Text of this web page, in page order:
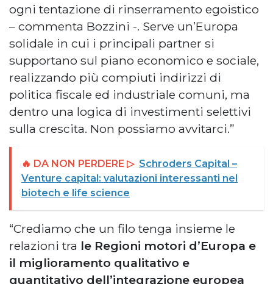
ogni tentazione di rinserramento egoistico
– commenta Bozzini -. Serve un’Europa
solidale in cui i principali partner si
supportano sul piano economico e sociale,
realizzando più compiuti indirizzi di
politica fiscale ed industriale comuni, ma
dentro una logica di investimenti selettivi
sulla crescita. Non possiamo avvitarci.”
🔥 DA NON PERDERE ▷ Schroders Capital –
Venture capital: valutazioni interessanti nel
biotech e life science
“Crediamo che un filo tenga insieme le
relazioni tra le Regioni motori d’Europa e
il miglioramento qualitativo e
quantitativo dell’integrazione europea